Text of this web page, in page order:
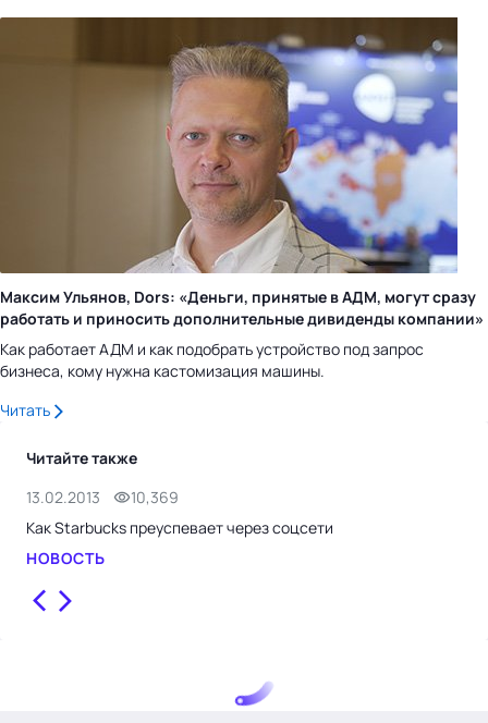
Максим Ульянов, Dors: «Деньги, принятые в АДМ, могут сразу
работать и приносить дополнительные дивиденды компании»
Как работает АДМ и как подобрать устройство под запрос
бизнеса, кому нужна кастомизация машины.
Читать
Читайте также
13.02.2013
10,369
Как Starbucks преуспевает через соцсети
НОВОСТЬ